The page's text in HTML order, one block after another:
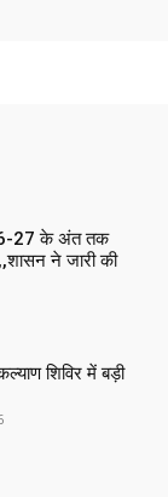
27 के अंत तक
ने जारी की
शिविर में बड़ी